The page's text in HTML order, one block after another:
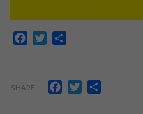
Facebook
Twitter
SHARE Facebook
Twitter